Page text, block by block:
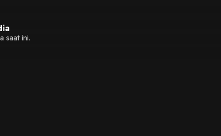
saat ini.